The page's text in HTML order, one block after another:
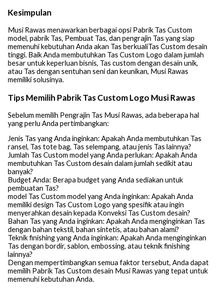
Kesimpulan
Musi Rawas menawarkan berbagai opsi Pabrik Tas Custom
model, pabrik Tas, Pembuat Tas, dan pengrajin Tas yang siap
memenuhi kebutuhan Anda akan Tas berkualiTas Custom desain
tinggi. Baik Anda membutuhkan Tas Custom Logo dalam jumlah
besar untuk keperluan bisnis, Tas custom dengan desain unik,
atau Tas dengan sentuhan seni dan keunikan, Musi Rawas
memiliki solusinya.
Tips Memilih Pabrik Tas Custom Logo Musi Rawas
Sebelum memilih Pengrajin Tas Musi Rawas, ada beberapa hal
yang perlu Anda pertimbangkan:
Jenis Tas yang Anda inginkan: Apakah Anda membutuhkan Tas
ransel, Tas tote bag, Tas selempang, atau jenis Tas lainnya?
Jumlah Tas Custom model yang Anda perlukan: Apakah Anda
membutuhkan Tas Custom desain dalam jumlah sedikit atau
banyak?
Budget Anda: Berapa budget yang Anda sediakan untuk
pembuatan Tas?
model Tas Custom model yang Anda inginkan: Apakah Anda
memiliki design Tas Custom Logo yang spesifik atau ingin
menyerahkan desain kepada Konveksi Tas Custom desain?
Bahan Tas yang Anda inginkan: Apakah Anda menginginkan Tas
dengan bahan tekstil, bahan sintetis, atau bahan alami?
Teknik finishing yang Anda inginkan: Apakah Anda menginginkan
Tas dengan bordir, sablon, embossing, atau teknik finishing
lainnya?
Dengan mempertimbangkan semua faktor tersebut, Anda dapat
memilih Pabrik Tas Custom desain Musi Rawas yang tepat untuk
memenuhi kebutuhan Anda.